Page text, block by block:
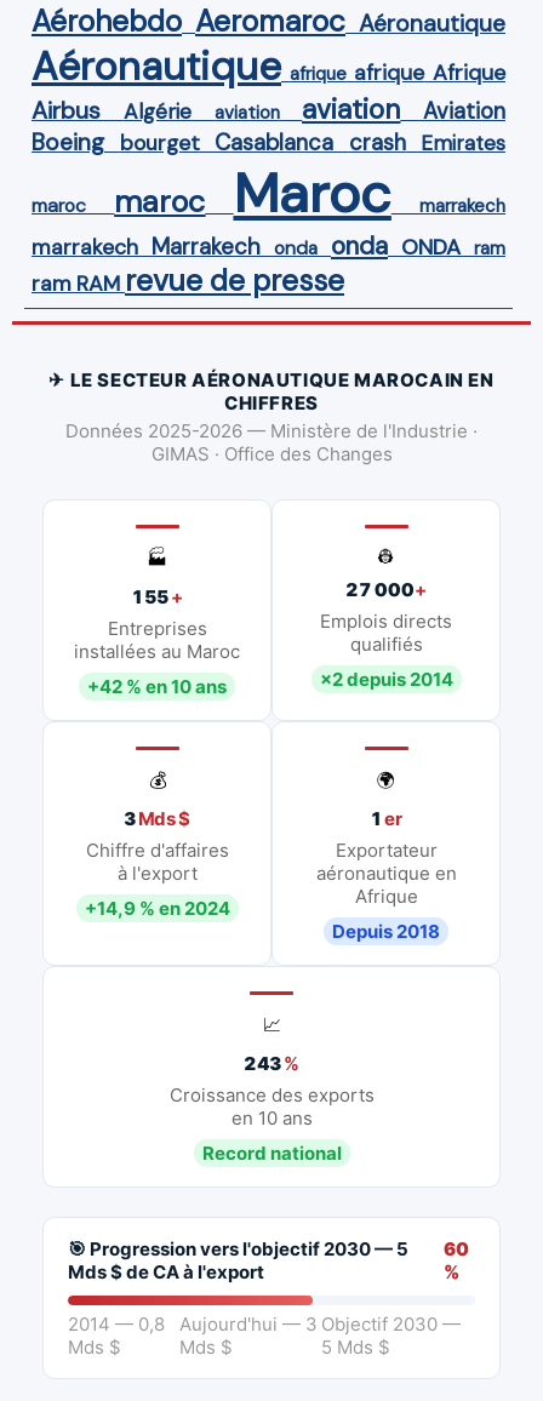
Aérohebdo Aeromaroc Aéronautique
Aéronautique afrique afrique Afrique
Airbus Algérie aviation aviation Aviation
Boeing bourget Casablanca crash Emirates
maroc maroc Maroc marrakech
marrakech Marrakech onda onda ONDA ram
ram RAM revue de presse
✈ LE SECTEUR AÉRONAUTIQUE MAROCAIN EN
CHIFFRES
Données 2025-2026 — Ministère de l'Industrie ·
GIMAS · Office des Changes
🏭
155+
Entreprises
installées au Maroc
+42 % en 10 ans
👷
27 000+
Emplois directs
qualifiés
×2 depuis 2014
💰
3Mds $
Chiffre d'affaires
à l'export
+14,9 % en 2024
🌍
1 er
Exportateur
aéronautique en
Afrique
Depuis 2018
📈
243%
Croissance des exports
en 10 ans
Record national
🎯 Progression vers l'objectif 2030 — 5
Mds $ de CA à l'export
60
%
2014 — 0,8
Mds $
Aujourd'hui — 3
Mds $
Objectif 2030 —
5 Mds $